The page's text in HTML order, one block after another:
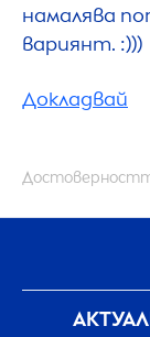
намалява
вариянт. :)))
Докладвай